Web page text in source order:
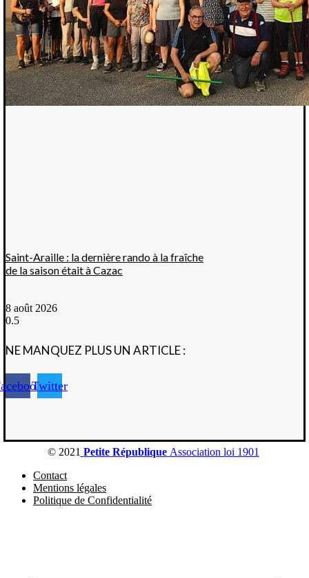
Saint-Araille : la dernière rando à la fraîche
de la saison était à Cazac
8 août 2026
NE MANQUEZ PLUS UN ARTICLE :
Twitter
© 2021 Petite République Association loi 1901
Contact
Mentions légales
Politique de Confidentialité